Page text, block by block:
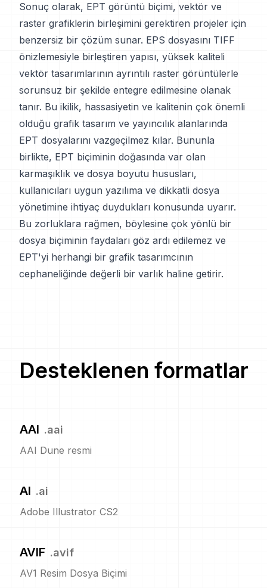
Sonuç olarak, EPT görüntü biçimi, vektör ve
raster grafiklerin birleşimini gerektiren projeler için
benzersiz bir çözüm sunar. EPS dosyasını TIFF
önizlemesiyle birleştiren yapısı, yüksek kaliteli
vektör tasarımlarının ayrıntılı raster görüntülerle
sorunsuz bir şekilde entegre edilmesine olanak
tanır. Bu ikilik, hassasiyetin ve kalitenin çok önemli
olduğu grafik tasarım ve yayıncılık alanlarında
EPT dosyalarını vazgeçilmez kılar. Bununla
birlikte, EPT biçiminin doğasında var olan
karmaşıklık ve dosya boyutu hususları,
kullanıcıları uygun yazılıma ve dikkatli dosya
yönetimine ihtiyaç duydukları konusunda uyarır.
Bu zorluklara rağmen, böylesine çok yönlü bir
dosya biçiminin faydaları göz ardı edilemez ve
EPT'yi herhangi bir grafik tasarımcının
cephaneliğinde değerli bir varlık haline getirir.
Desteklenen formatlar
AAI .aai
AAI Dune resmi
AI .ai
Adobe Illustrator CS2
AVIF .avif
AV1 Resim Dosya Biçimi